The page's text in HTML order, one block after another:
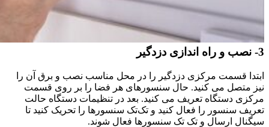
3- نصب و راه اندازی دزدگیر
ابتدا قسمت مرکزی دزدگیر را در محل مناسب نصب و برق آن را
نیز متصل می کنید. حال سنسورهای هر فضا را بر روی قسمت
مرکزی دستگاه تعریف می کنید. بعد در تنظیمات دستگاه حالت
تعریف سنسور را فعال کنید و تک‌تک سنسورها را تحریک کنید تا
سیگنال ارسال و تک‌ تک سنسورها فعال شوند.